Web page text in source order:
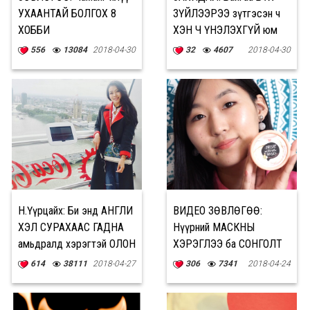
УХААНТАЙ БОЛГОХ 8
ХОББИ
556 13084 2018-04-30
ЗҮЙЛЭЭРЭЭ зүтгэсэн ч
ХЭН Ч ҮНЭЛЭХГҮЙ юм
32 4607 2018-04-30
Н.Үүрцайх: Би энд АНГЛИ
ХЭЛ СУРАХААС ГАДНА
амьдралд хэрэгтэй ОЛОН
ЧАДВАРЫГ СУРСАН
614 38111 2018-04-27
ВИДЕО ЗӨВЛӨГӨӨ:
Нүүрний МАСКНЫ
ХЭРЭГЛЭЭ ба СОНГОЛТ
306 7341 2018-04-24